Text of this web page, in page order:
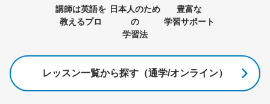
講師は英語を
教えるプロ
日本人のため
の
学習法
豊富な
学習サポート
レッスン一覧から探す（通学/オンライン）